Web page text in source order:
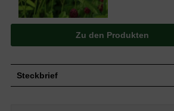
Zu den Produkten
Steckbrief